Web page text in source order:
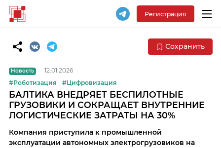
Регистрация
Сохранить
Новость
12.01.2026
#Роботизация
#Цифровизация
БАЛТИКА ВНЕДРЯЕТ БЕСПИЛОТНЫЕ
ГРУЗОВИКИ И СОКРАЩАЕТ ВНУТРЕННИЕ
ЛОГИСТИЧЕСКИЕ ЗАТРАТЫ НА 30%
Компания приступила к промышленной
эксплуатации автономных электрогрузовиков на